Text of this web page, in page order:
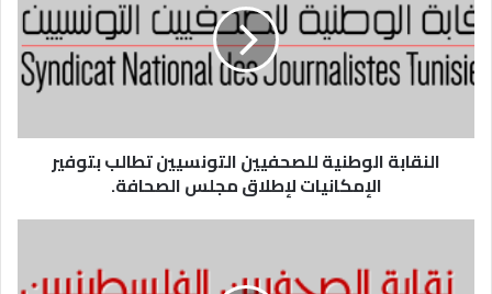
النقابة الوطنية للصحفيين التونسيين تطالب بتوفير
الإمكانيات لإطلاق مجلس الصحافة.